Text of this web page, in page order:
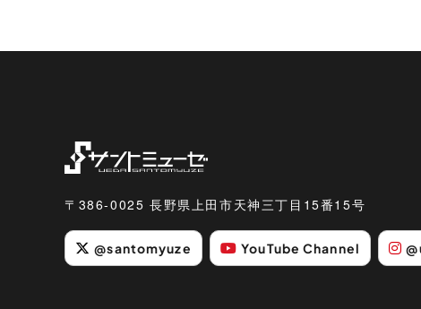
〒386-0025 長野県上田市天神三丁目15番15号
@santomyuze YouTube Channel